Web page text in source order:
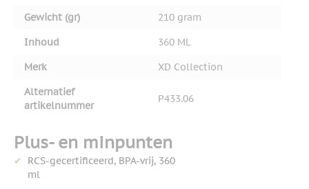
Gewicht (gr)
210 gram
Inhoud
360 ML
Merk
XD Collection
Alternatief
artikelnummer
P433.06
Plus- en minpunten
RCS-gecertificeerd, BPA-vrij, 360
ml